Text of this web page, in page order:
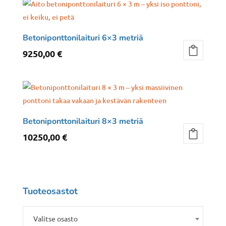
Betoniponttonilaituri 6×3 metriä
9250,00€
Betoniponttonilaituri 8×3 metriä
10250,00€
Tuoteosastot
Valitse osasto